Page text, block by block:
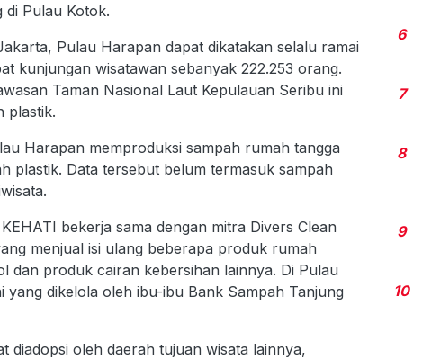
di Pulau Kotok.
Pulau Harapan dapat dikatakan selalu ramai
kunjungan wisatawan sebanyak 222.253 orang.
Taman Nasional Laut Kepulauan Seribu ini
plastik.
Harapan memproduksi sampah rumah tangga
plastik. Data tersebut belum termasuk sampah
bekerja sama dengan mitra Divers Clean
menjual isi ulang beberapa produk rumah
dan produk cairan kebersihan lainnya. Di Pulau
dikelola oleh ibu-ibu Bank Sampah Tanjung
diadopsi oleh daerah tujuan wisata lainnya,
6
7
8
9
10